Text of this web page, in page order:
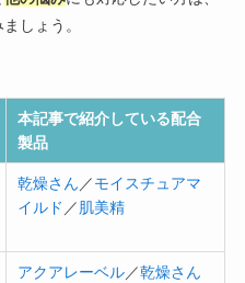
しょう。
本記事で紹介している配合
製品
乾燥さん ／モイスチュアマ
イルド ／肌美精
アクアレーベル／乾燥さん